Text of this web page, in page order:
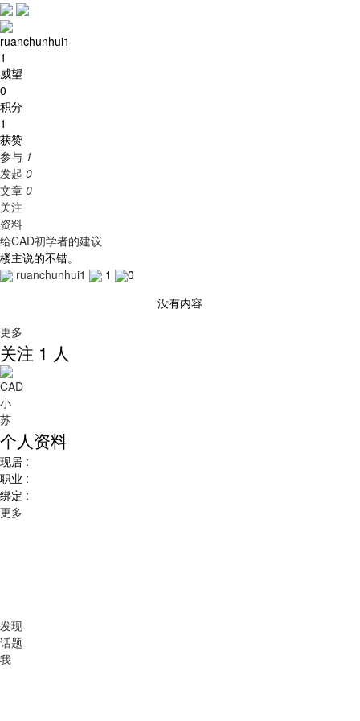
ruanchunhui1
1
威望
0
积分
1
获赞
参与 1
发起 0
文章 0
关注
资料
给CAD初学者的建议
楼主说的不错。
ruanchunhui1
1
0
没有内容
更多
关注 1 人
个人资料
现居 :
职业 :
绑定 :
更多
发现
话题
我